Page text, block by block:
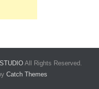
All Rights Reserved.
Catch Themes